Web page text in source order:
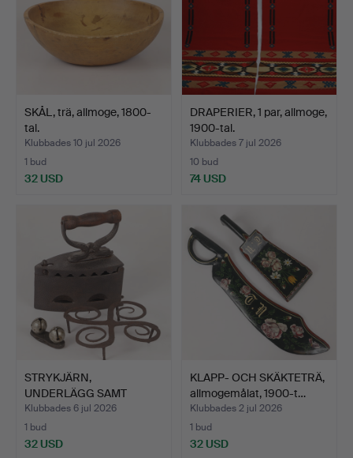
SKÅL, trä, allmoge, 1800-
tal.
Klubbades 10 jul 2026
1 bud
32 USD
DRAPERIER, 1 par, allmoge,
1900-tal.
Klubbades 7 jul 2026
10 bud
74 USD
STRYKJÄRN,
UNDERLÄGG SAMT
BJÄLLRA, allmoge…
Klubbades 6 jul 2026
1 bud
32 USD
KLAPP- OCH SKÄKTETRÄ,
allmogemålat, 1900-t…
Klubbades 2 jul 2026
1 bud
32 USD